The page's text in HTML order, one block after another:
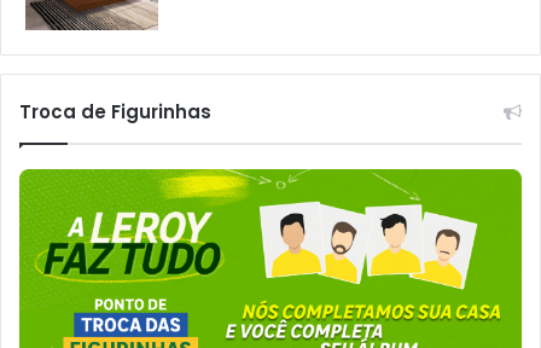
Troca de Figurinhas